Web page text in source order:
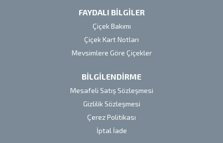
FAYDALI BİLGİLER
Çiçek Bakımı
Çiçek Kart Notları
Mevsimlere Göre Çiçekler
BİLGİLENDİRME
Mesafeli Satış Sözleşmesi
Gizlilik Sözleşmesi
Çerez Politikası
İptal İade